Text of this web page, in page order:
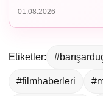
01.08.2026
Etiketler:
#filmhaberleri